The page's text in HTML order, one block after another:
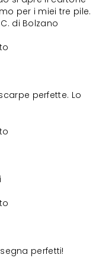
per i miei tre pile.
di Bolzano
perfette. Lo
perfetti!